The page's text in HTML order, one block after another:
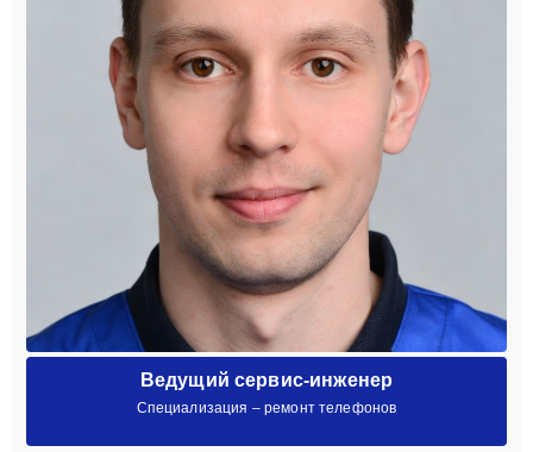
Ведущий сервис-инженер
Специализация – ремонт телефонов